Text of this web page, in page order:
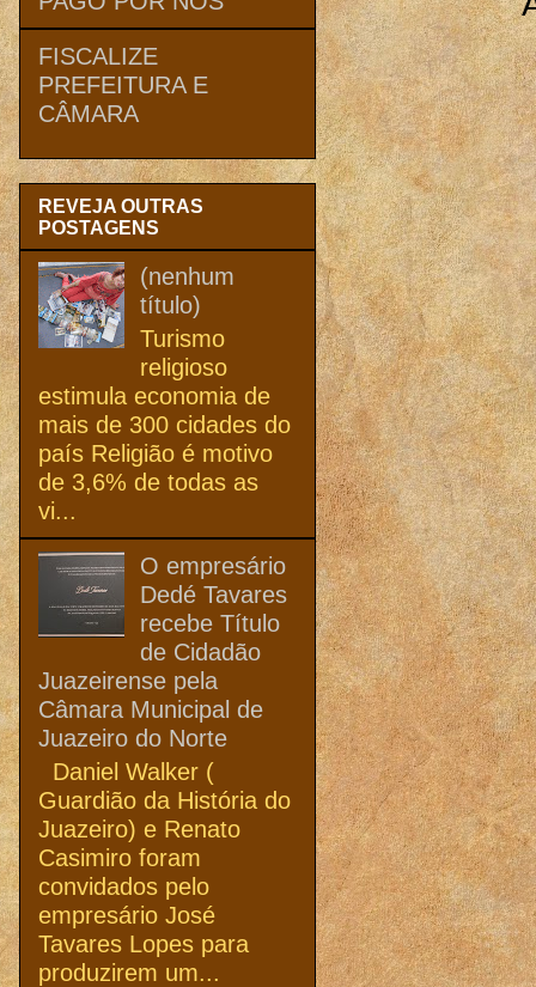
FISCALIZE
PREFEITURA E
CÂMARA
REVEJA OUTRAS
POSTAGENS
(nenhum
título)
Turismo
religioso
estimula economia de
mais de 300 cidades do
país Religião é motivo
de 3,6% de todas as
vi...
O empresário
Dedé Tavares
recebe Título
de Cidadão
Juazeirense pela
Câmara Municipal de
Juazeiro do Norte
Daniel Walker (
Guardião da História do
Juazeiro) e Renato
Casimiro foram
convidados pelo
empresário José
Tavares Lopes para
produzirem um...